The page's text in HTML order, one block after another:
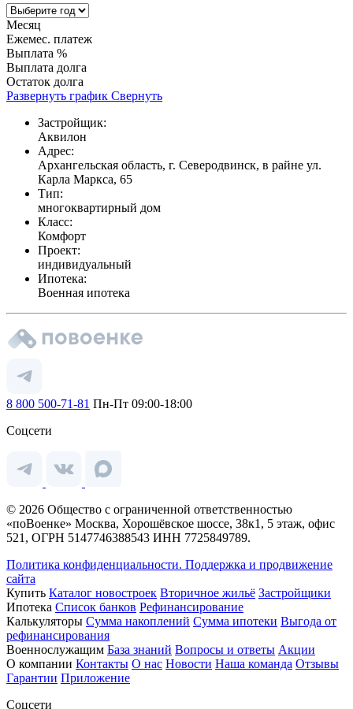
Месяц
Ежемес. платеж
Выплата %
Выплата долга
Остаток долга
Развернуть график Свернуть
Застройщик:
Аквилон
Адрес:
Архангельская область, г. Северодвинск, в райне ул.
Карла Маркса, 65
Тип:
многоквартирный дом
Класс:
Комфорт
Проект:
индивидуальный
Ипотека:
Военная ипотека
8 800 500-71-81 Пн-Пт 09:00-18:00
Соцсети
© 2026 Общество с ограниченной ответственностью
«поВоенке» Москва, Хорошёвское шоссе, 38к1, 5 этаж, офис
521, ОГРН 5147746388543 ИНН 7725849789.
Политика конфиденциальности. Поддержка и продвижение
сайта
Купить Каталог новостроек Вторичное жильё Застройщики
Ипотека Список банков Рефинансирование
Калькуляторы Сумма накоплений Сумма ипотеки Выгода от
рефинансирования
Военнослужащим База знаний Вопросы и ответы Акции
О компании Контакты О нас Новости Наша команда Отзывы
Гарантии Приложение
Соцсети